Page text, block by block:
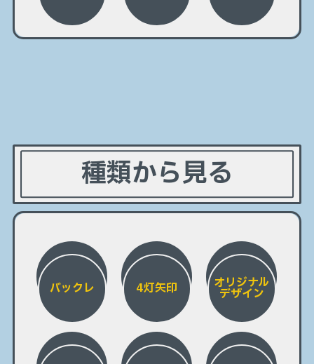
種類から見る
バックレ 4灯矢印 オリジナル
デザイン